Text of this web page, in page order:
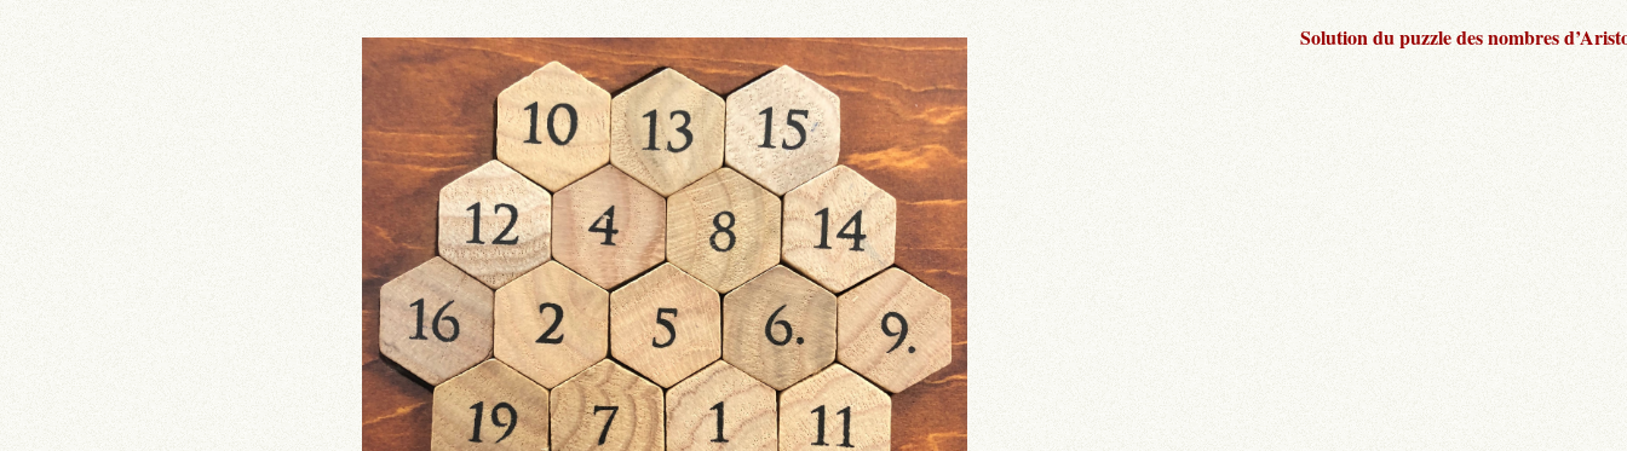
Solution du puzzle des nombres